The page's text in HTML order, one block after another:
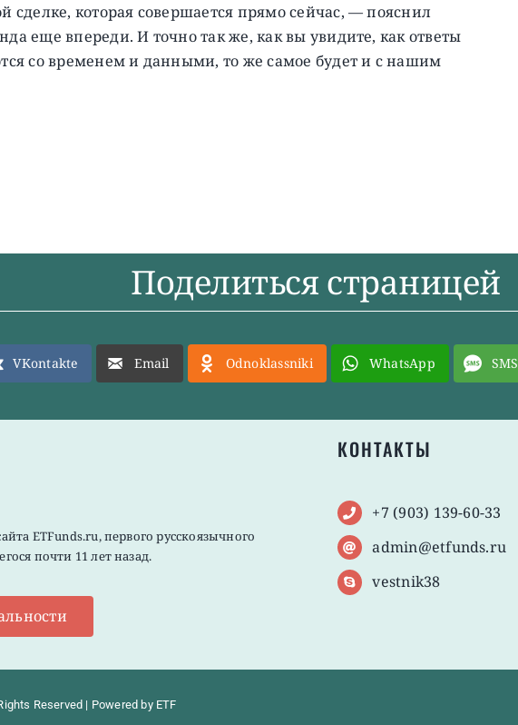
сделке, которая совершается прямо сейчас, — пояснил
еще впереди. И точно так же, как вы увидите, как ответы
со временем и данными, то же самое будет и с нашим
Поделиться страницей
VKontakte Email Odnoklassniki WhatsApp SMS
ETFunds.ru, первого русскоязычного
почти 11 лет назад.
КОНТАКТЫ
+7 (903) 139-60-33
admin@etfunds.ru
vestnik38
Reserved | Powered by ETF